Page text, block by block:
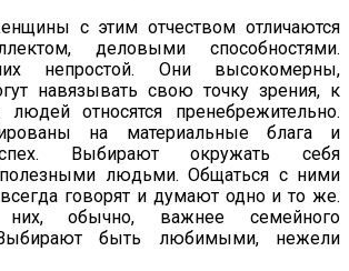
с этим отчеством отличаются
деловыми способностями.
не­простой. Они высокомерны,
навязывать свою точку зрения, к
относятся пренеб­режительно.
на материальные блага и
Выбирают окружать себя
полезными людьми. Общаться с ними
говорят и думают одно и то же.
обычно, важнее семейного
Выбирают быть любимы­ми, нежели